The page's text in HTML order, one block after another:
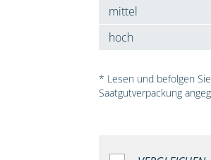
mittel
hoch
* Lesen und befolgen
Saatgutverpackung